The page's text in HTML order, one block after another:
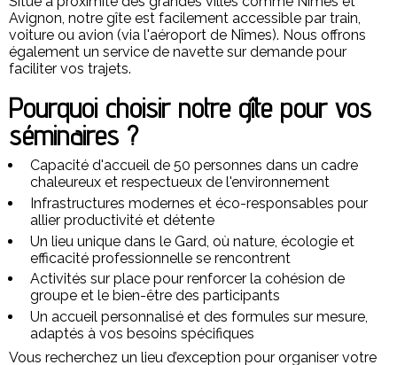
Avignon, notre gîte est facilement accessible par train,
voiture ou avion (via l'aéroport de Nîmes). Nous offrons
également un service de navette sur demande pour
faciliter vos trajets.
Pourquoi choisir notre gîte pour vos
séminaires ?
Capacité d'accueil de 50 personnes dans un cadre
chaleureux et respectueux de l'environnement
Infrastructures modernes et éco-responsables pour
allier productivité et détente
Un lieu unique dans le Gard, où nature, écologie et
efficacité professionnelle se rencontrent
Activités sur place pour renforcer la cohésion de
groupe et le bien-être des participants
Un accueil personnalisé et des formules sur mesure,
adaptés à vos besoins spécifiques
Vous recherchez un lieu d’exception pour organiser votre